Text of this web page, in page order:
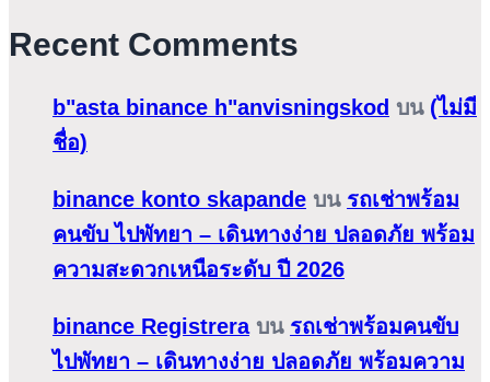
Recent Comments
b"asta binance h"anvisningskod บน (ไม่มี
ชื่อ)
binance konto skapande บน รถเช่าพร้อม
คนขับ ไปพัทยา – เดินทางง่าย ปลอดภัย พร้อม
ความสะดวกเหนือระดับ ปี 2026
binance Registreraบน รถเช่าพร้อมคนขับ
ไปพัทยา – เดินทางง่าย ปลอดภัย พร้อมความ